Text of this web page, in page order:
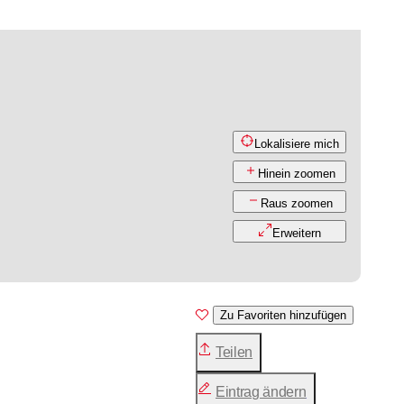
Lokalisiere mich
Hinein zoomen
Raus zoomen
Erweitern
Zu Favoriten hinzufügen
Teilen
Eintrag ändern